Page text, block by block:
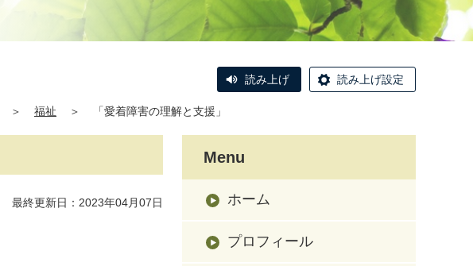
読み上げ 読み上げ設定
＞ 福祉 ＞ 「愛着障害の理解と支援」
最終更新日：2023年04月07日
Menu
ホーム
プロフィール